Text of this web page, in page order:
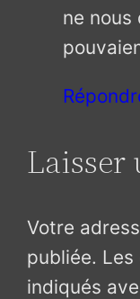
ne nous
Laisser
Votre
publiée. Les
indiqués